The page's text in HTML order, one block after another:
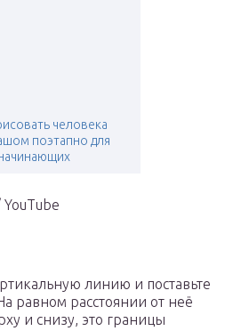
человека
поэтапно для
линию и поставьте
равном расстоянии от неё
и снизу, это границы